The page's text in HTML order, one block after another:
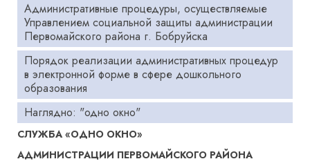
Административные процедуры, осуществляемые
Управлением социальной защиты администрации
Первомайского района г. Бобруйска
Порядок реализации административных процедур
в электронной форме в сфере дошкольного
образования
Наглядно: "одно окно"
СЛУЖБА «ОДНО ОКНО»
АДМИНИСТРАЦИИ ПЕРВОМАЙСКОГО РАЙОНА